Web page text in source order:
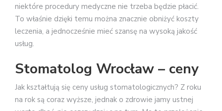
niektóre procedury medyczne nie trzeba będzie płacić.
To właśnie dzięki temu można znacznie obniżyć koszty
leczenia, a jednocześnie mieć szansę na wysoką jakość
usług.
Stomatolog Wrocław – ceny
Jak kształtują się ceny usług stomatologicznych? Z roku
na rok są coraz wyższe, jednak o zdrowie jamy ustnej